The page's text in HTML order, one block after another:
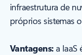
infraestrutura de
próprios sistemas
Vantagens: a IaaS